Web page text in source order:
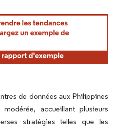
nécessite une attribution sous CC BY
de données aux Philippines
accueillant plusieurs
stratégies telles que les